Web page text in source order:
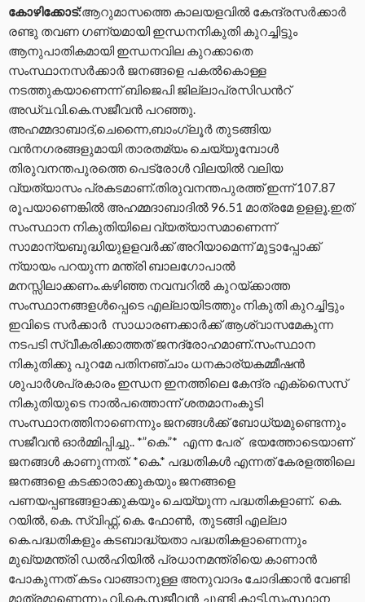
കോഴിക്കോട്:ആറുമാസത്തെ കാലയളവില്‍ കേന്ദ്രസര്‍ക്കാര്‍
രണ്ടു തവണ ഗണ്യമായി ഇന്ധനനികുതി കുറച്ചിട്ടും
ആനുപാതികമായി ഇന്ധനവില കുറക്കാതെ
സംസ്ഥാനസര്‍ക്കാര്‍ ജനങ്ങളെ പകൽകൊള്ള
നടത്തുകയാണെന്ന് ബിജെപി ജില്ലാപ്രസിഡന്‍റ്
അഡ്വ.വി.കെ.സജീവന്‍ പറഞ്ഞു.
അഹമ്മദാബാദ്,ചെന്നൈ,ബാംഗ്ലൂര്‍ തുടങ്ങിയ
വന്‍നഗരങ്ങളുമായി താരതമ്യം ചെയ്യുമ്പോള്‍
തിരുവനന്തപുരത്തെ പെട്രോള്‍ വിലയില്‍ വലിയ
വ്യത്യാസം പ്രകടമാണ്.തിരുവനന്തപുരത്ത് ഇന്ന് 107.87
രൂപയാണെങ്കില്‍ അഹമ്മദാബാദില്‍ 96.51 മാത്രമേ ഉളളൂ.ഇത്
സംസ്ഥാന നികുതിയിലെ വ്യത്യാസമാണെന്ന്
സാമാന്യബുദ്ധിയുളളവര്‍ക്ക് അറിയാമെന്ന് മുട്ടാപ്പോക്ക്
ന്യായം പറയുന്ന മന്ത്രി ബാലഗോപാല്‍
മനസ്സിലാക്കണം.കഴിഞ്ഞ നവമ്പറില്‍ കുറയ്ക്കാത്ത
സംസ്ഥാനങ്ങളള്‍പ്പെടെ എല്ലായിടത്തും നികുതി കുറച്ചിട്ടും
ഇവിടെ സര്‍ക്കാര്‍ സാധാരണക്കാര്‍ക്ക് ആശ്വാസമേകുന്ന
നടപടി സ്വീകരിക്കാത്തത് ജനദ്രോഹമാണ്.സംസ്ഥാന
നികുതിക്കു പുറമേ പതിനഞ്ചാം ധനകാര്യകമ്മീഷന്‍
ശുപാര്‍ശപ്രകാരം ഇന്ധന ഇനത്തിലെ കേന്ദ്ര എക്സൈസ്
നികുതിയുടെ നാല്‍പത്തൊന്ന് ശതമാനംകൂടി
സംസ്ഥാനത്തിനാണെന്നും ജനങ്ങള്‍ക്ക് ബോധ്യമുണ്ടെന്നും
സജീവന്‍ ഓര്‍മ്മിപ്പിച്ചു.. *”കെ.”* എന്ന പേര് ഭയത്തോടെയാണ്
ജനങ്ങൾ കാണുന്നത്. *കെ.* പദ്ധതികള്‍ എന്നത് കേരളത്തിലെ
ജനങ്ങളെ കടക്കാരാക്കുകയും ജനങ്ങളെ
പണയപ്പണ്ടങ്ങളാക്കുകയും ചെയ്യുന്ന പദ്ധതികളാണ്. കെ.
റയിൽ, കെ. സ്വിഫ്റ്റ്, കെ. ഫോൺ, തുടങ്ങി എല്ലാ
കെ.പദ്ധതികളും കടബാദ്ധ്യതാ പദ്ധതികളാണെന്നും
മുഖ്യമന്ത്രി ഡൽഹിയിൽ പ്രധാനമന്ത്രിയെ കാണാൻ
പോകുന്നത് കടം വാങ്ങാനുള്ള അനുവാദം ചോദിക്കാൻ വേണ്ടി
മാത്രമാണെന്നും വി.കെ.സജീവന്‍ ചൂണ്ടി കാട്ടി.സംസ്ഥാന